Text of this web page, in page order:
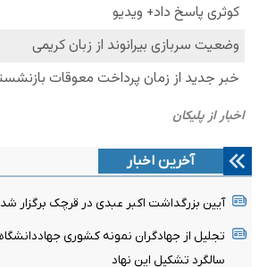
آخرین اخبار
آیین بزرگداشت اکبر عبدی در قرچک برگزار شد
تجلیل از جهادگران نمونه کشوری
سالگرد تشکیل این نهاد